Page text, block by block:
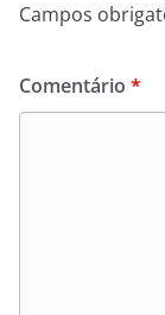
Campos
Comentário *